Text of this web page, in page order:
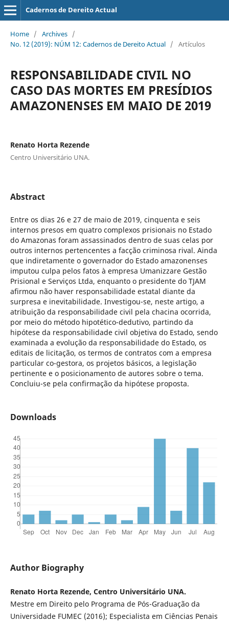
Cadernos de Dereito Actual
Home / Archives /
No. 12 (2019): NÚM 12: Cadernos de Dereito Actual / Artículos
RESPONSABILIDADE CIVIL NO
CASO DAS MORTES EM PRESÍDIOS
AMAZONENSES EM MAIO DE 2019
Renato Horta Rezende
Centro Universitário UNA.
Abstract
Entre os dias 26 e 27 de maio de 2019, cinquenta e seis
internos presos em quatro complexos prisionais no Estado
do Amazonas foram assassinados dentro de suas celas por
outros internos pertencentes a facção criminosa rival. Ainda
que indiretamente o governador do Estado amazonenses
imputou culpa pelos fatos à empresa Umanizzare Gestão
Prisional e Serviços Ltda, enquanto o presidente do TJAM
afirmou não haver responsabilidade estatal diante da
surpresa e inevitabilidade. Investigou-se, neste artigo, a
atribuição da responsabilidade civil pela chacina ocorrida,
por meio do método hipotético-dedutivo, partindo da
hipótese da responsabilidade civil objetiva do Estado, sendo
examinada a evolução da responsabilidade do Estado, os
editais de licitação, os termos de contratos com a empresa
particular co-gestora, os projetos básicos, a legislação
pertinente e o posicionamento de autores sobre o tema.
Concluiu-se pela confirmação da hipótese proposta.
Downloads
Author Biography
Renato Horta Rezende, Centro Universitário UNA.
Mestre em Direito pelo Programa de Pós-Graduação da
Universidade FUMEC (2016); Especialista em Ciências Penais